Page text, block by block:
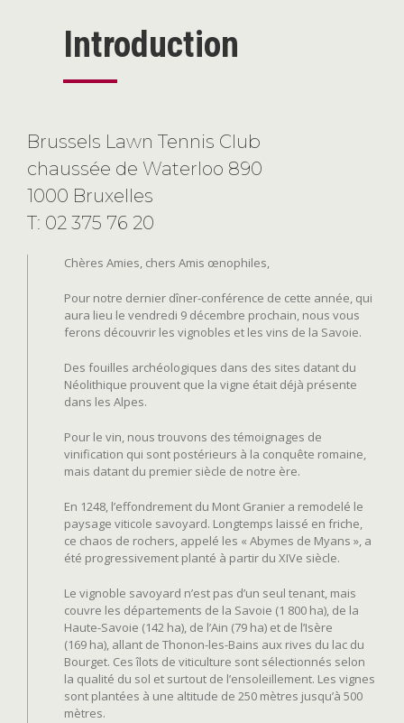
Introduction
Brussels Lawn Tennis Club
chaussée de Waterloo 890
1000 Bruxelles
T: 02 375 76 20
Chères Amies, chers Amis œnophiles,
Pour notre dernier dîner-conférence de cette année, qui
aura lieu le vendredi 9 décembre prochain, nous vous
ferons découvrir les vignobles et les vins de la Savoie.
Des fouilles archéologiques dans des sites datant du
Néolithique prouvent que la vigne était déjà présente
dans les Alpes.
Pour le vin, nous trouvons des témoignages de
vinification qui sont postérieurs à la conquête romaine,
mais datant du premier siècle de notre ère.
En 1248, l’effondrement du Mont Granier a remodelé le
paysage viticole savoyard. Longtemps laissé en friche,
ce chaos de rochers, appelé les « Abymes de Myans », a
été progressivement planté à partir du XIVe siècle.
Le vignoble savoyard n’est pas d’un seul tenant, mais
couvre les départements de la Savoie (1 800 ha), de la
Haute-Savoie (142 ha), de l’Ain (79 ha) et de l’Isère
(169 ha), allant de Thonon-les-Bains aux rives du lac du
Bourget. Ces îlots de viticulture sont sélectionnés selon
la qualité du sol et surtout de l’ensoleillement. Les vignes
sont plantées à une altitude de 250 mètres jusqu’à 500
mètres.